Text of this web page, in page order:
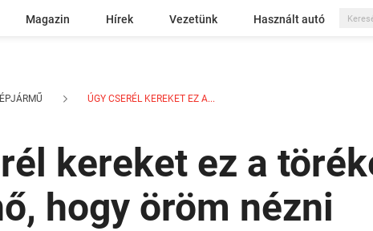
Magazin Hírek Vezetünk Használt autó
ÚGY CSERÉL KEREKET EZ A...
kereket ez a
hogy öröm nézni